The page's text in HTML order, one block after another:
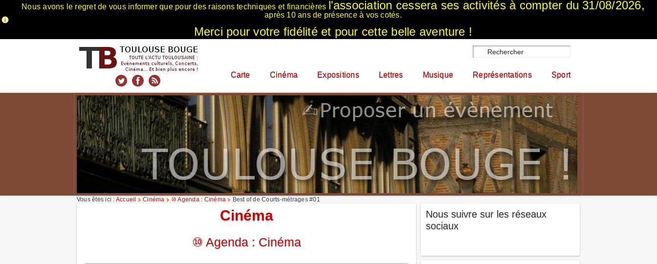
Nous avons le regret de vous informer que pour des raisons techniques et financières l'association cessera ses activités à compter du 31/08/2026,
après 10 ans de présence à vos cotés.
Merci pour votre fidélité et pour cette belle aventure !
Carte Cinéma Expositions Lettres Musique Représentations Sport
Vous êtes ici : Accueil Cinéma ⑩ Agenda : Cinéma Best of de Courts-métrages #01
Cinéma
⑩ Agenda : Cinéma
Nous suivre sur les réseaux
sociaux